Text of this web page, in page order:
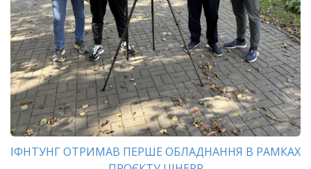
ІФНТУНГ ОТРИМАВ ПЕРШЕ ОБЛАДНАННЯ В РАМКАХ